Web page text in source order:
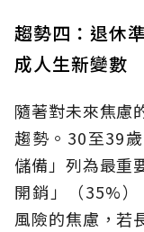
趨勢四：退休
成人生新變數
隨著對未來焦慮
趨勢。30至39
儲備」列為最重
開銷」（35%
風險的焦慮，若